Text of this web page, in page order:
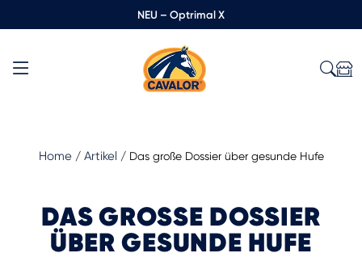
NEU – Optrimal X
Home/ Artikel / Das große Dossier über gesunde Hufe
DAS GROSSE DOSSIER Ü
BER GESUNDE HUFE